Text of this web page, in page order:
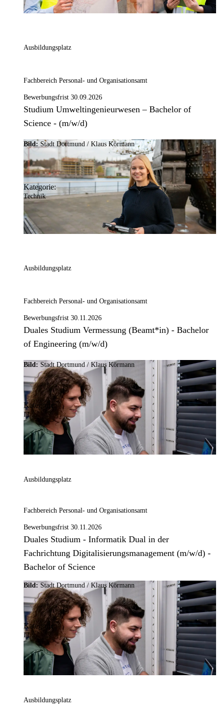
Ausbildungsplatz
Fachbereich Personal- und Organisationsamt
Bewerbungsfrist 30.09.2026
Studium Umweltingenieurwesen – Bachelor of
Science - (m/w/d)
Bild: Stadt Dortmund / Klaus Körmann
Kategorie:
Technik
Ausbildungsplatz
Fachbereich Personal- und Organisationsamt
Bewerbungsfrist 30.11.2026
Duales Studium Vermessung (Beamt*in) - Bachelor
of Engineering (m/w/d)
Bild: Stadt Dortmund / Klaus Körmann
Kategorie:
IT
Ausbildungsplatz
Fachbereich Personal- und Organisationsamt
Bewerbungsfrist 30.11.2026
Duales Studium - Informatik Dual in der
Fachrichtung Digitalisierungsmanagement (m/w/d) -
Bachelor of Science
Bild: Stadt Dortmund / Klaus Körmann
Kategorie:
IT
Ausbildungsplatz